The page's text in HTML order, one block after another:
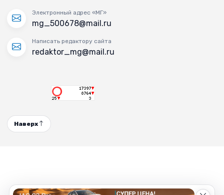
Электронный адрес «МГ»
mg_500678@mail.ru
Написать редактору сайта
redaktor_mg@mail.ru
Наверх